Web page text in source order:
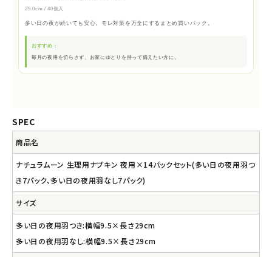
29.0cm / 40個入
多い日の夜が続いても安心。モレ対策を万全にするまとめ買いパック。
おすすめ：
毎月の夜用を切らさず、お家にゆとりを持って備えたい方に。
SPEC
商品名
ナチュラムーン 生理用ナプキン 夜用×14パックセット(多い日の夜用羽つ
き7パック、多い日の夜用羽なし7パック)
サイズ
多い日の夜用羽つき:横幅9.5×長さ29cm
多い日の夜用羽なし:横幅9.5×長さ29cm